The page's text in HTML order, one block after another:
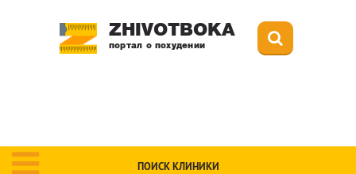
ZHIVOTBOKA
портал о похудении
ПОИСК КЛИНИКИ